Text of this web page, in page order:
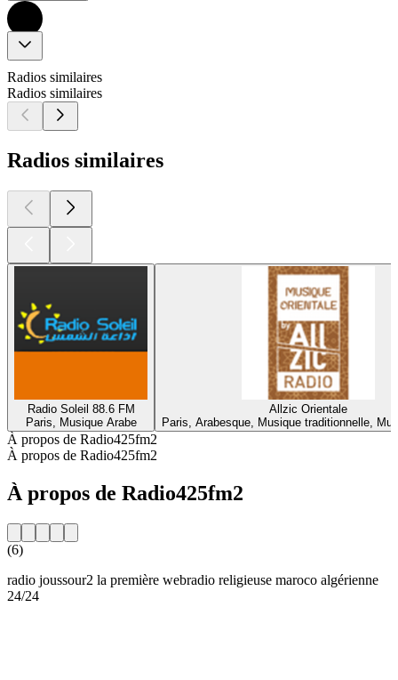
Radios similaires
Radios similaires
Radios similaires
Radio Soleil 88.6 FM
Paris, Musique Arabe
Allzic Orientale
Paris, Arabesque, Musique traditionnelle,
À propos de Radio425fm2
À propos de Radio425fm2
À propos de Radio425fm2
(6)
radio joussour2 la première webradio religieuse maroco algérienne
24/24